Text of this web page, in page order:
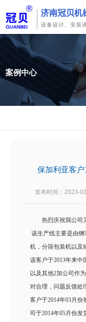
济南冠贝机
设备设计、安装
案例中心
保加利亚客
发布时间：2023-
热烈庆祝我公司
该生产线主要是由
机，分筛包装机以及
该客户于2013年来中
以及其他2加公司作
对合理，问题反馈处
客户于2014年03月
司于2014年05月份发